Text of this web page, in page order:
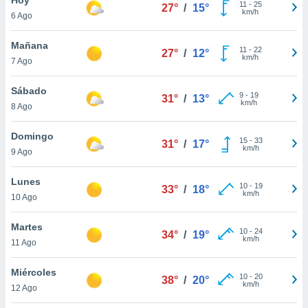
y
en
más
de
6 Ago
27° / 15° 11 - 25
km/h
Mañana
7 Ago
27° / 12° 11 - 22
km/h
Sábado
8 Ago
31° / 13° 9- 19
km/h
Domingo
9 Ago
31° / 17° 15- 33
km/h
Lunes
10 Ago
33° / 18° 10- 19
km/h
Martes
11 Ago
34° / 19° 10- 24
km/h
Miércoles
12 Ago
38° / 20° 10- 20
km/h